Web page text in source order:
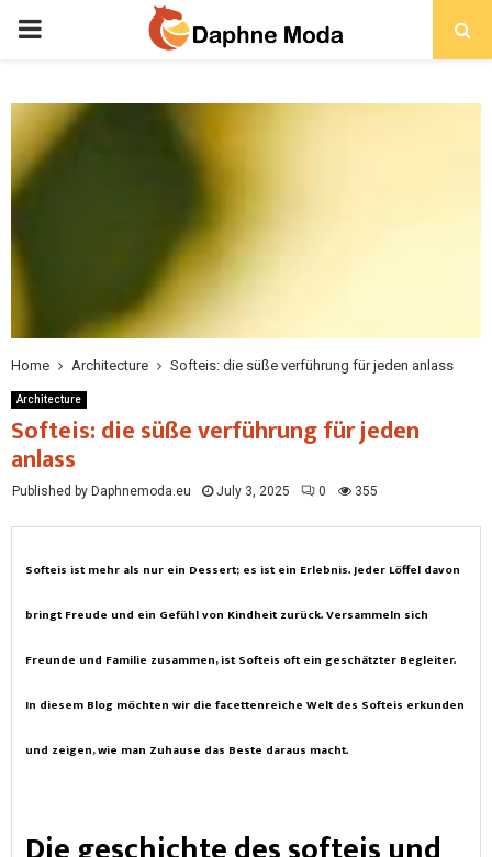
PRIMARY
Home Architecture Softeis: die süße verführung für jeden anlass
Architecture
Softeis: die süße verführung für jeden
anlass
Published by Daphnemoda.eu July 3, 2025 0 355
Softeis ist mehr als nur ein Dessert; es ist ein Erlebnis. Jeder Löffel davon
bringt Freude und ein Gefühl von Kindheit zurück. Versammeln sich
Freunde und Familie zusammen, ist Softeis oft ein geschätzter Begleiter.
In diesem Blog möchten wir die facettenreiche Welt des Softeis erkunden
und zeigen, wie man Zuhause das Beste daraus macht.